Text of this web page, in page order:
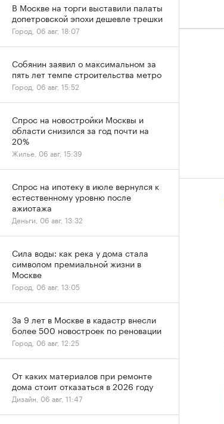
В Москве на торги выставили палаты
допетровской эпохи дешевле трешки
Город, 06 авг, 18:07
Собянин заявил о максимальном за
пять лет темпе строительства метро
Город, 06 авг, 15:52
Спрос на новостройки Москвы и
области снизился за год почти на
20%
Жилье, 06 авг, 15:39
Спрос на ипотеку в июле вернулся к
естественному уровню после
ажиотажа
Деньги, 06 авг, 13:32
Сила воды: как река у дома стала
символом премиальной жизни в
Москве
Город, 06 авг, 13:05
За 9 лет в Москве в кадастр внесли
более 500 новостроек по реновации
Город, 06 авг, 12:25
От каких материалов при ремонте
дома стоит отказаться в 2026 году
Дизайн, 06 авг, 11:47